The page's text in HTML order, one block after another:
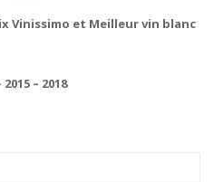
Vinissimo et Meilleur vin blanc
– 2018